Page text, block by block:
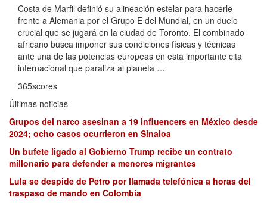
Costa de Marfil definió su alineación estelar para hacerle
frente a Alemania por el Grupo E del Mundial, en un duelo
crucial que se jugará en la ciudad de Toronto. El combinado
africano busca imponer sus condiciones físicas y técnicas
ante una de las potencias europeas en esta importante cita
internacional que paraliza al planeta …
365scores
Últimas noticias
Grupos del narco asesinan a 19 influencers en México desde
2024; ocho casos ocurrieron en Sinaloa
Un bufete ligado al Gobierno Trump recibe un contrato
millonario para defender a menores migrantes
Lula se despide de Petro por llamada telefónica a horas del
traspaso de mando en Colombia